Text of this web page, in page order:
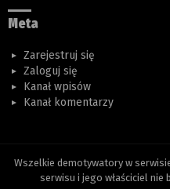
Meta
Zarejestruj się
Zaloguj się
Kanał wpisów
Kanał komentarzy
Wszelkie demotywatory w
serwisu i jego właściciel